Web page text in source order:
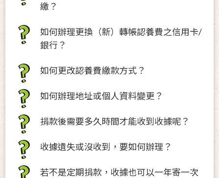
繳？
如何辦理更換（新）轉帳認養費之信用卡/
銀行？
如何更改認養費繳款方式？
如何辦理地址或個人資料變更？
捐款後需要多久時間才能收到收據呢？
收據遺失或沒收到，要如何辦理？
若不是定期捐款，收據也可以一年寄一次